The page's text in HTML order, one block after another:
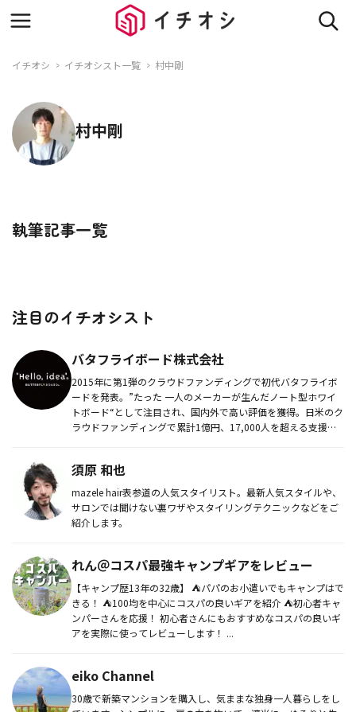
イチオシ イチオシスト一覧 村中剛
村中剛
執筆記事一覧
注目のイチオシスト
バタフライボード株式会社
2015年に第1弾のクラウドファンディングで初代バタフライボ
ードを発表。”たった 一人のメーカーが生んだノート型ホワイ
トボード“として注目され、国内外で高い評価を獲得。日米のク
ラウドファンディングで累計1億円、17,000人を超える支援に
須原 和也
mazele hair表参道の人気スタイリスト。最新人気スタイルや、
サロンでは聞けない裏ワザやスタイリングテクニックなどをご
紹介します。
れん＠コスパ最強キャンプギアをレビュー
【キャンプ歴13年の32歳】 ⛺️パパのお小遣いでもキャンプはで
きる！ ⛺️100均を中心にコスパの良いギアを紹介 ⛺️初心者キャ
ンパーさんを応援！ 初心者さんにもおすすめなコスパの良いギ
アを実際に使ってレビューします！ ...
eiko Channel
30歳で新築マンションを購入し、気ままな独身一人暮らしをし